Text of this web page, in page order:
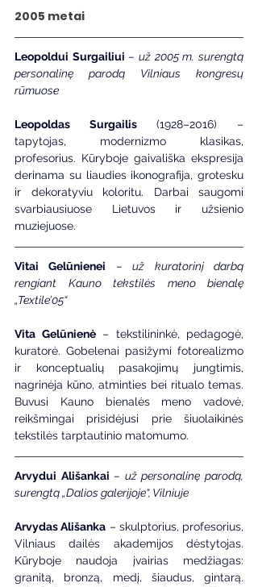
2005 metai
Leopoldui Surgailiui – už 2005 m. surengtą
personalinę parodą Vilniaus kongresų
rūmuose
Leopoldas Surgailis (1928–2016) –
tapytojas, modernizmo klasikas,
profesorius. Kūryboje gaivališka ekspresija
derinama su liaudies ikonografija, grotesku
ir dekoratyviu koloritu. Darbai saugomi
svarbiausiuose Lietuvos ir užsienio
muziejuose.
Vitai Gelūnienei – už kuratorinį darbą
rengiant Kauno tekstilės meno bienalę
„Textile’05“
Vita Gelūnienė – tekstilininkė, pedagogė,
kuratorė. Gobelenai pasižymi fotorealizmo
ir konceptualių pasakojimų jungtimis,
nagrinėja kūno, atminties bei ritualo temas.
Buvusi Kauno bienalės meno vadovė,
reikšmingai prisidėjusi prie šiuolaikinės
tekstilės tarptautinio matomumo.
Arvydui Ališankai – už personalinę parodą,
surengtą „Dalios galerijoje“, Vilniuje
Arvydas Ališanka – skulptorius, profesorius,
Vilniaus dailės akademijos dėstytojas.
Kūryboje naudoja įvairias medžiagas:
granitą, bronzą, medį, šiaudus, gintarą.